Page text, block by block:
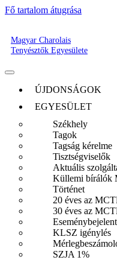
Fő tartalom átugrása
Magyar Charolais
Tenyésztők Egyesülete
ÚJDONSÁGOK
EGYESÜLET
Székhely
Tagok
Tagság kérelme
Tisztségviselők
Aktuális
Küllemi bírálók
Történet
20 éves az
30 éves az
KLSZ igénylés
SZJA 1%